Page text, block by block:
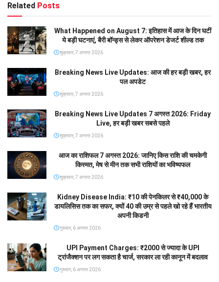
Related Posts
What Happened on August 7: इतिहास में आज के दिन घटीं
ये बड़ी घटनाएं, बैरी बॉन्ड्स से लेकर ऑपरेशन डेजर्ट शील्ड तक
शुक्रवार, 7 अगस्त 2026
Breaking News Live Updates: आज की हर बड़ी खबर, हर
पल अपडेट
शुक्रवार, 7 अगस्त 2026
Breaking News Live Updates 7 अगस्त 2026: Friday
Live, हर बड़ी खबर सबसे पहले
शुक्रवार, 7 अगस्त 2026
आज का राशिफल 7 अगस्त 2026: जानिए किस राशि की चमकेगी
किस्मत, मेष से मीन तक सभी राशियों का भविष्यफल
शुक्रवार, 7 अगस्त 2026
Kidney Disease India: ₹10 की पेनकिलर से ₹40,000 के
डायलिसिस तक का सफर, क्यों 40 की उम्र से पहले खो रहे हैं भारतीय
अपनी किडनी
गुरूवार, 6 अगस्त 2026
UPI Payment Charges: ₹2000 से ज्यादा के UPI
ट्रांजैक्शन पर लग सकता है चार्ज, सरकार ला रही कानून में बदलाव
गुरूवार, 6 अगस्त 2026